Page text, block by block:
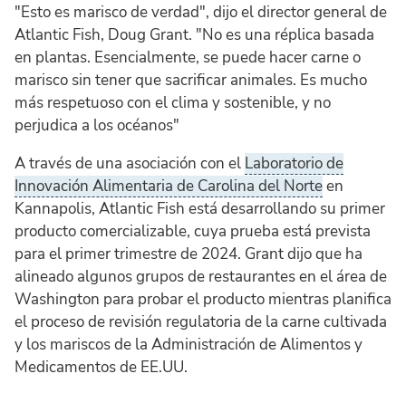
"Esto es marisco de verdad", dijo el director general de
Atlantic Fish, Doug Grant. "No es una réplica basada
en plantas. Esencialmente, se puede hacer carne o
marisco sin tener que sacrificar animales. Es mucho
más respetuoso con el clima y sostenible, y no
perjudica a los océanos"
A través de una asociación con el Laboratorio de
Innovación Alimentaria de Carolina del Norteen
Kannapolis, Atlantic Fish está desarrollando su primer
producto comercializable, cuya prueba está prevista
para el primer trimestre de 2024. Grant dijo que ha
alineado algunos grupos de restaurantes en el área de
Washington para probar el producto mientras planifica
el proceso de revisión regulatoria de la carne cultivada
y los mariscos de la Administración de Alimentos y
Medicamentos de EE.UU.